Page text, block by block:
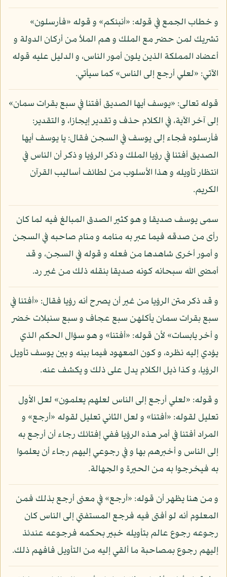
و خطاب الجمع في قوله: «أنبئكم» و قوله «فأرسلون»
تشريك لمن حضر مع الملك و هم الملأ من أركان الدولة و
أعضاد المملكة الذين يلون أمور الناس، و الدليل عليه قوله
الآتي: «لعلي أرجع إلى الناس» كما سيأتي.
قوله تعالى: «يوسف أيها الصديق أفتنا في سبع بقرات سمان»
إلى آخر الآية، في الكلام حذف و تقدير إيجازا، و التقدير:
فأرسلوه فجاء إلى يوسف في السجن فقال: يا يوسف أيها
الصديق أفتنا في رؤيا الملك و ذكر الرؤيا و ذكر أن الناس في
انتظار تأويله و هذا الأسلوب من لطائف أساليب القرآن
الكريم.
سمى يوسف صديقا و هو كثير الصدق المبالغ فيه لما كان
رأى من صدقه فيما عبر به منامه و منام صاحبه في السجن
و أمور أخرى شاهدها من فعله و قوله في السجن، و قد
أمضى الله سبحانه كونه صديقا بنقله ذلك من غير رد.
و قد ذكر متن الرؤيا من غير أن يصرح أنه رؤيا فقال: «أفتنا في
سبع بقرات سمان يأكلهن سبع عجاف و سبع سنبلات خضر
و أخر يابسات» لأن قوله: «أفتنا» و هو سؤال الحكم الذي
يؤدي إليه نظره، و كون المعهود فيما بينه و بين يوسف تأويل
الرؤيا، و كذا ذيل الكلام يدل على ذلك و يكشف عنه.
و قوله: «لعلي أرجع إلى الناس لعلهم يعلمون» لعل الأول
تعليل لقوله: «أفتنا» و لعل الثاني تعليل لقوله «أرجع» و
المراد أفتنا في أمر هذه الرؤيا ففي إفتائك رجاء أن أرجع به
إلى الناس و أخبرهم بها و في رجوعي إليهم رجاء أن يعلموا
به فيخرجوا به من الحيرة و الجهالة.
و من هنا يظهر أن قوله: «أرجع» في معنى أرجع بذلك فمن
المعلوم أنه لو أفتى فيه فرجع المستفتي إلى الناس كان
رجوعه رجوع عالم بتأويله خبير بحكمه فرجوعه عندئذ
إليهم رجوع بمصاحبة ما ألقي إليه من التأويل فافهم ذلك.